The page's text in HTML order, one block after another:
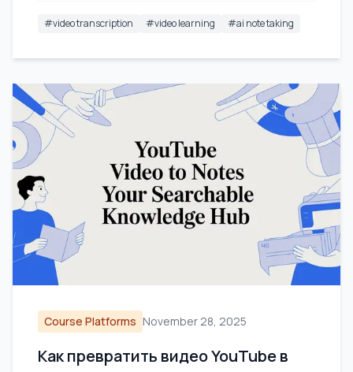
#video transcription #video learning #ai note taking
Course Platforms November 28, 2025
Как превратить видео YouTube в